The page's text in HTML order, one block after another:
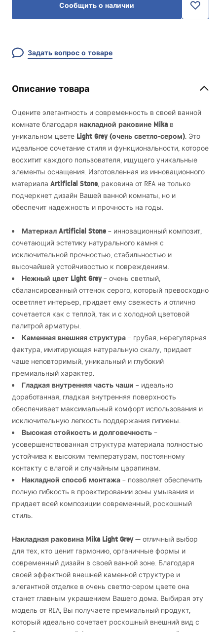
Сообщить о наличии
Задать вопрос о товаре
Описание товара
Оцените элегантность и современность в своей ванной
комнате благодаря накладной раковине Mika в
уникальном цвете Light Grey (очень светло-сером). Это
идеальное сочетание стиля и функциональности, которое
восхитит каждого пользователя, ищущего уникальные
элементы оснащения. Изготовленная из инновационного
материала Artificial Stone, раковина от REA не только
подчеркнет дизайн Вашей ванной комнаты, но и
обеспечит надежность и прочность на годы.
Материал Artificial Stone – инновационный композит,
сочетающий эстетику натурального камня с
исключительной прочностью, стабильностью и
высочайшей устойчивостью к повреждениям.
Нежный цвет Light Grey– очень светлый,
сбалансированный оттенок серого, который превосходно
осветляет интерьер, придает ему свежесть и отлично
сочетается как с теплой, так и с холодной цветовой
палитрой арматуры.
Каменная внешняя структура – грубая, нерегулярная
фактура, имитирующая натуральную скалу, придает
чаше неповторимый, уникальный и глубокий
премиальный характер.
Гладкая внутренняя часть чаши – идеально
доработанная, гладкая внутренняя поверхность
обеспечивает максимальный комфорт использования и
исключительную легкость поддержания гигиены.
Высокая стойкость и долговечность –
усовершенствованная структура материала полностью
устойчива к высоким температурам, постоянному
контакту с влагой и случайным царапинам.
Накладной способ монтажа – позволяет обеспечить
полную гибкость в проектировании зоны умывания и
придает всей композиции современный, роскошный
стиль.
Накладная раковина Mika Light Grey— отличный выбор
для тех, кто ценит гармонию, органичные формы и
современный дизайн в своей ванной зоне. Благодаря
своей эффектной внешней каменной структуре и
элегантной отделке в очень светло-сером цвете она
станет главным украшением Вашего дома. Выбирая эту
модель от REA, Вы получаете премиальный продукт,
который идеально сочетает роскошный внешний вид с